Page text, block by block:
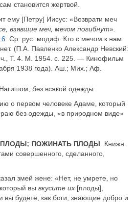
становится жертвой.
ему [Петру] Иисус: «Возврати меч
взявшие меч, мечом погибнут».
. Ср. рус. модиф: Кто с мечом к нам
(П.А. Павленко Александр Невский:
Т. 4. М. 1954. с. 225. — Кинофильм
1938 года). Аш.; Мих.; Аф.
Нагишом, без всякой одежды.
о первом человеке Адаме, который
без одежды, «в природном виде»
ПЛОДЫ; ПОЖИНАТЬ ПЛОДЫ . Книжн.
совершенного, сделанного,
змей жене: «Нет, не умрете, но
вы вкусите их [плоды],
вы будете, как боги, знающие добро и